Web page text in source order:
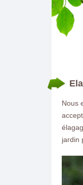
Nous
jardin